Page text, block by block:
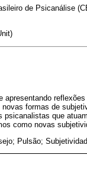
de Psicanálise
apresentando
formas de
psicanalistas que
como novas
Pulsão;